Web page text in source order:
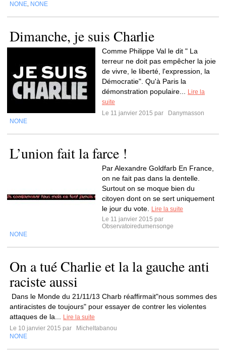
NONE NONE
Dimanche, je suis Charlie
Comme Philippe Val le dit " La
terreur ne doit pas empêcher la joie
de vivre, le liberté, l'expression, la
Démocratie". Qu'à Paris la
démonstration populaire...
Lire la
suite
Le 11 janvier 2015 par
Danymasson
NONE
L’union fait la farce !
Par Alexandre Goldfarb En France,
on ne fait pas dans la dentelle.
Surtout on se moque bien du
citoyen dont on se sert uniquement
le jour du vote.
Lire la suite
Le 11 janvier 2015 par
Observatoiredumensonge
NONE
On a tué Charlie et la la gauche anti
raciste aussi
​ Dans le Monde du 21/11/13 Charb réaffirmait"nous sommes des
antiracistes de toujours" pour essayer de contrer les violentes
attaques de la...
Lire la suite
Le 10 janvier 2015 par
Micheltabanou
NONE